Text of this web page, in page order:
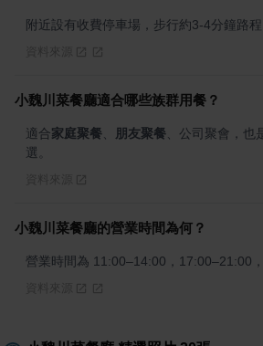
附近設有收費停車場，步行約3-4分鐘路程
小魏川菜餐廳適合哪些族群用餐？
適合家庭聚餐 朋友聚餐 、公司聚會，
選。
小魏川菜餐廳的營業時間為何？
營業時間為 11:00–14:00，17:00–21:00，